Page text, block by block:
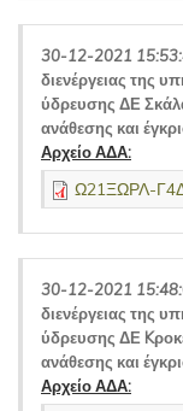
30-12-2021
διενέργειας της
ύδρευσης ΔΕ
ανάθεσης και
Αρχείο ΑΔΑ:
Ω21ΞΩΡΛ-
30-12-2021
διενέργειας της
ύδρευσης ΔΕ
ανάθεσης και
Αρχείο ΑΔΑ: